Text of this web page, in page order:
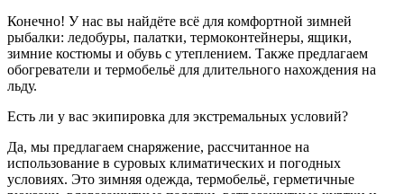
Конечно! У нас вы найдёте всё для комфортной зимней
рыбалки: ледобуры, палатки, термоконтейнеры, ящики,
зимние костюмы и обувь с утеплением. Также предлагаем
обогреватели и термобельё для длительного нахождения на
льду.
Есть ли у вас экипировка для экстремальных условий?
Да, мы предлагаем снаряжение, рассчитанное на
использование в суровых климатических и погодных
условиях. Это зимняя одежда, термобельё, герметичные